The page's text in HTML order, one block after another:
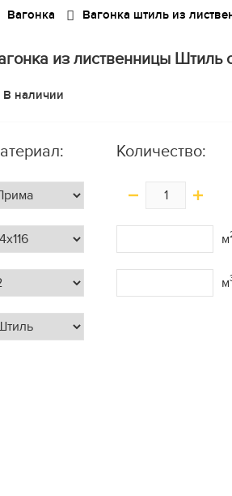
Вагонка Вагонка штиль из
из лиственницы Штиль
В наличии
Количество:
м
м